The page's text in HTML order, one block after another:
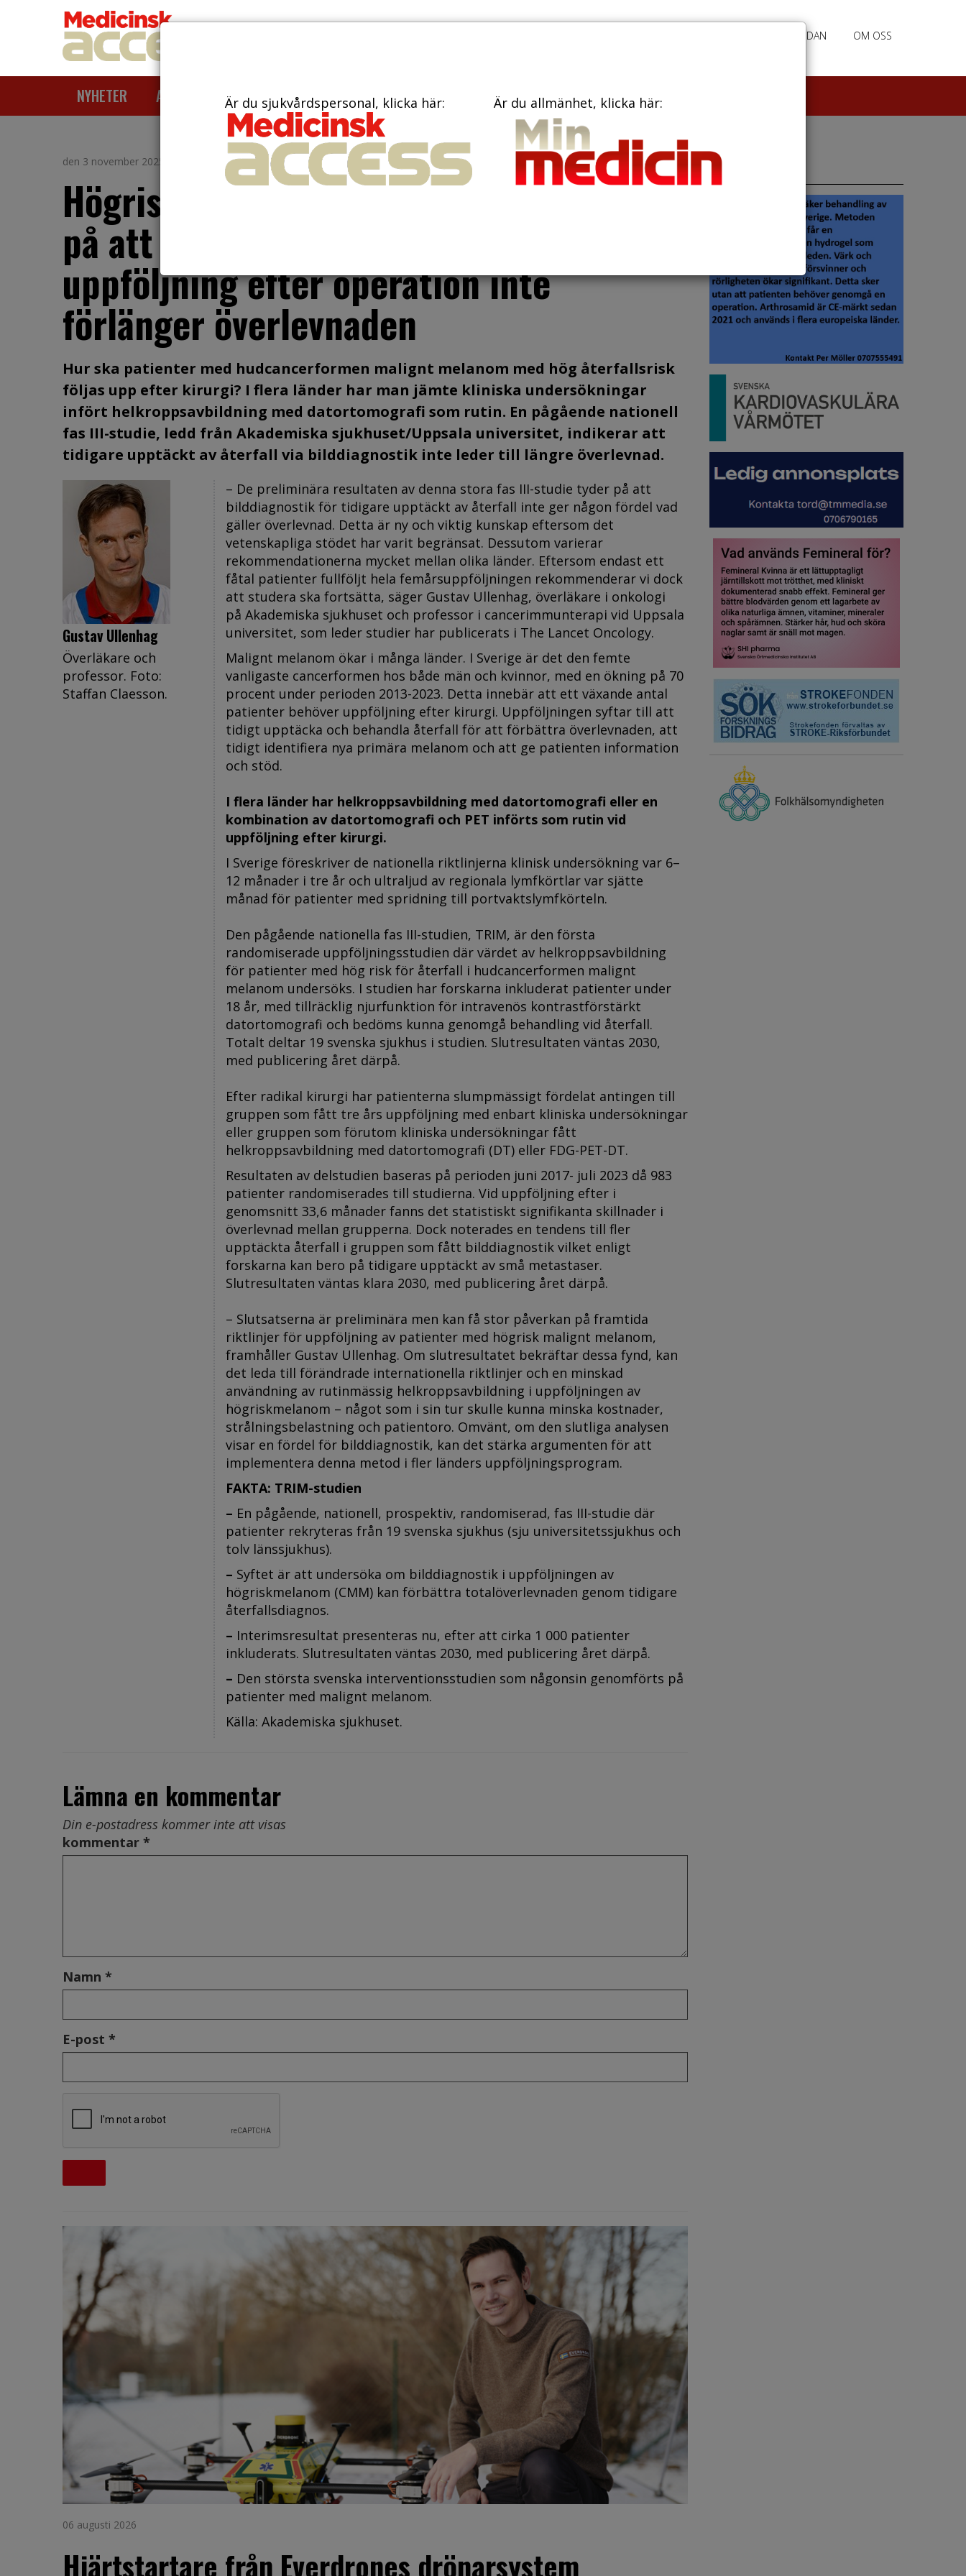
ANNONSERING HEMSIDAN OM OSS
NYHETER ARTIKLAR AKTUELLT TIDNINGAR BÖCKER KONTAKT
den 3 november 2025
Högriskmelanom: Forskning tyder
på att helkroppsavbildning som
uppföljning efter operation inte
förlänger överlevnaden
Hur ska patienter med hudcancerformen malignt melanom med hög återfallsrisk
följas upp efter kirurgi? I flera länder har man jämte kliniska undersökningar
infört helkroppsavbildning med datortomografi som rutin. En pågående nationell
fas III-studie, ledd från Akademiska sjukhuset/Uppsala universitet, indikerar att
tidigare upptäckt av återfall via bilddiagnostik inte leder till längre överlevnad.
Gustav Ullenhag
Överläkare och
professor. Foto:
Staffan Claesson.
– De preliminära resultaten av denna stora fas III-studie tyder på att
bilddiagnostik för tidigare upptäckt av återfall inte ger någon fördel vad
gäller överlevnad. Detta är ny och viktig kunskap eftersom det
vetenskapliga stödet har varit begränsat. Dessutom varierar
rekommendationerna mycket mellan olika länder. Eftersom endast ett
fåtal patienter fullföljt hela femårsuppföljningen rekommenderar vi dock
att studera ska fortsätta, säger Gustav Ullenhag, överläkare i onkologi
på Akademiska sjukhuset och professor i cancerimmunterapi vid Uppsala
universitet, som leder studier har publicerats i The Lancet Oncology.
Malignt melanom ökar i många länder. I Sverige är det den femte
vanligaste cancerformen hos både män och kvinnor, med en ökning på 70
procent under perioden 2013-2023. Detta innebär att ett växande antal
patienter behöver uppföljning efter kirurgi. Uppföljningen syftar till att
tidigt upptäcka och behandla återfall för att förbättra överlevnaden, att
tidigt identifiera nya primära melanom och att ge patienten information
och stöd.
I flera länder har helkroppsavbildning med datortomografi eller en
kombination av datortomografi och PET införts som rutin vid
uppföljning efter kirurgi.
I Sverige föreskriver de nationella riktlinjerna klinisk undersökning var 6–
12 månader i tre år och ultraljud av regionala lymfkörtlar var sjätte
månad för patienter med spridning till portvaktslymfkörteln.
Den pågående nationella fas III-studien, TRIM, är den första
randomiserade uppföljningsstudien där värdet av helkroppsavbildning
för patienter med hög risk för återfall i hudcancerformen malignt
melanom undersöks. I studien har forskarna inkluderat patienter under
18 år, med tillräcklig njurfunktion för intravenös kontrastförstärkt
datortomografi och bedöms kunna genomgå behandling vid återfall.
Totalt deltar 19 svenska sjukhus i studien. Slutresultaten väntas 2030,
med publicering året därpå.
Efter radikal kirurgi har patienterna slumpmässigt fördelat antingen till
gruppen som fått tre års uppföljning med enbart kliniska undersökningar
eller gruppen som förutom kliniska undersökningar fått
helkroppsavbildning med datortomografi (DT) eller FDG-PET-DT.
Resultaten av delstudien baseras på perioden juni 2017- juli 2023 då 983
patienter randomiserades till studierna. Vid uppföljning efter i
genomsnitt 33,6 månader fanns det statistiskt signifikanta skillnader i
överlevnad mellan grupperna. Dock noterades en tendens till fler
upptäckta återfall i gruppen som fått bilddiagnostik vilket enligt
forskarna kan bero på tidigare upptäckt av små metastaser.
Slutresultaten väntas klara 2030, med publicering året därpå.
– Slutsatserna är preliminära men kan få stor påverkan på framtida
riktlinjer för uppföljning av patienter med högrisk malignt melanom,
framhåller Gustav Ullenhag. Om slutresultatet bekräftar dessa fynd, kan
det leda till förändrade internationella riktlinjer och en minskad
användning av rutinmässig helkroppsavbildning i uppföljningen av
högriskmelanom – något som i sin tur skulle kunna minska kostnader,
strålningsbelastning och patientoro. Omvänt, om den slutliga analysen
visar en fördel för bilddiagnostik, kan det stärka argumenten för att
implementera denna metod i fler länders uppföljningsprogram.
FAKTA: TRIM-studien
– En pågående, nationell, prospektiv, randomiserad, fas III-studie där
patienter rekryteras från 19 svenska sjukhus (sju universitetssjukhus och
tolv länssjukhus).
– Syftet är att undersöka om bilddiagnostik i uppföljningen av
högriskmelanom (CMM) kan förbättra totalöverlevnaden genom tidigare
återfallsdiagnos.
– Interimsresultat presenteras nu, efter att cirka 1 000 patienter
inkluderats. Slutresultaten väntas 2030, med publicering året därpå.
– Den största svenska interventionsstudien som någonsin genomförts på
patienter med malignt melanom.
Källa: Akademiska sjukhuset.
Lämna en kommentar
Din e-postadress kommer inte att visas
kommentar *
Namn *
E-post *
06 augusti 2026
Hjärtstartare från Everdrones drönarsystem
Annonser
Är du sjukvårdspersonal, klicka här: Är du allmänhet, klicka här: